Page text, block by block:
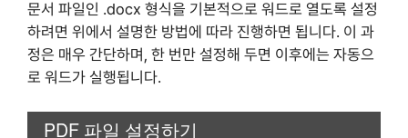
문서 파일인 .docx 형식을 기본적으로 워드로 열도록 설정
하려면 위에서 설명한 방법에 따라 진행하면 됩니다. 이 과
정은 매우 간단하며, 한 번만 설정해 두면 이후에는 자동으
로 워드가 실행됩니다.
PDF 파일 설정하기